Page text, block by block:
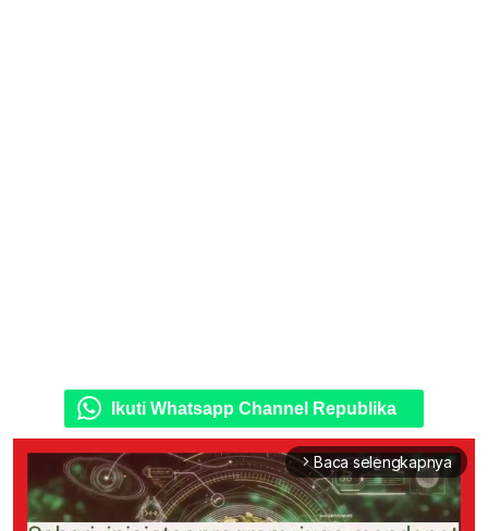
Ikuti Whatsapp Channel Republika
arrow_forward_ios Baca selengkapnya